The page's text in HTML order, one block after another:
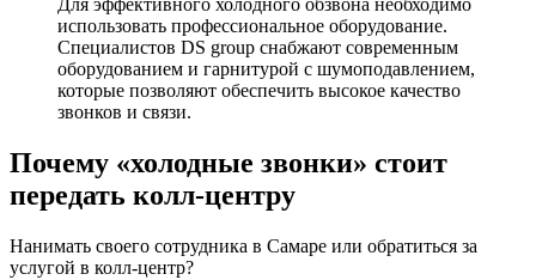
Для эффективного холодного обзвона необходимо
использовать профессиональное оборудование.
Специалистов DS group снабжают современным
оборудованием и гарнитурой с шумоподавлением,
которые позволяют обеспечить высокое качество
звонков и связи.
Почему «холодные звонки» стоит
передать колл‑центру
Нанимать своего сотрудника в Самаре или обратиться за
услугой в колл-центр?